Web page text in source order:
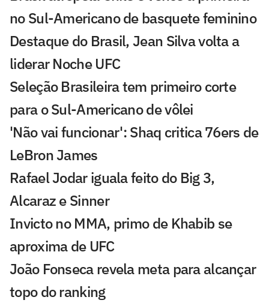
no Sul-Americano de basquete feminino
Destaque do Brasil, Jean Silva volta a
liderar Noche UFC
Seleção Brasileira tem primeiro corte
para o Sul-Americano de vôlei
'Não vai funcionar': Shaq critica 76ers de
LeBron James
Rafael Jodar iguala feito do Big 3,
Alcaraz e Sinner
Invicto no MMA, primo de Khabib se
aproxima de UFC
João Fonseca revela meta para alcançar
topo do ranking